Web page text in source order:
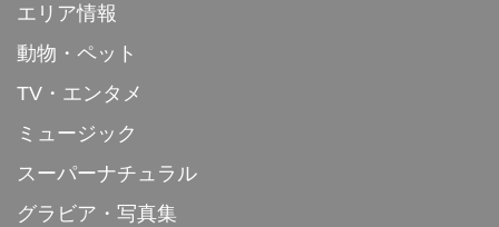
エリア情報
動物・ペット
TV・エンタメ
ミュージック
スーパーナチュラル
グラビア・写真集